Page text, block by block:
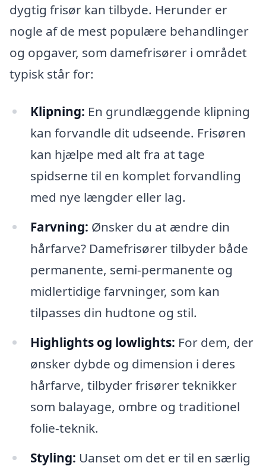
dygtig frisør kan tilbyde. Herunder er
nogle af de mest populære behandlinger
og opgaver, som damefrisører i området
typisk står for:
Klipning: En grundlæggende klipning
kan forvandle dit udseende. Frisøren
kan hjælpe med alt fra at tage
spidserne til en komplet forvandling
med nye længder eller lag.
Farvning: Ønsker du at ændre din
hårfarve? Damefrisører tilbyder både
permanente, semi-permanente og
midlertidige farvninger, som kan
tilpasses din hudtone og stil.
Highlights og lowlights: For dem, der
ønsker dybde og dimension i deres
hårfarve, tilbyder frisører teknikker
som balayage, ombre og traditionel
folie-teknik.
Styling: Uanset om det er til en særlig